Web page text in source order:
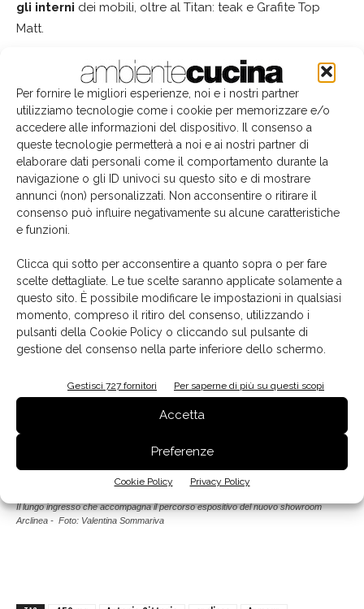
Per fornire le migliori esperienze, noi e i nostri partner
utilizziamo tecnologie come i cookie per memorizzare e/o
accedere alle informazioni del dispositivo. Il consenso a
queste tecnologie permetterà a noi e ai nostri partner di
elaborare dati personali come il comportamento durante la
navigazione o gli ID univoci su questo sito e di mostrare
annunci (non) personalizzati. Non acconsentire o ritirare il
consenso può influire negativamente su alcune caratteristiche
e funzioni.
Clicca qui sotto per acconsentire a quanto sopra o per fare
scelte dettagliate. Le tue scelte saranno applicate solamente a
questo sito. È possibile modificare le impostazioni in qualsiasi
momento, compreso il ritiro del consenso, utilizzando i
pulsanti della Cookie Policy o cliccando sul pulsante di
gestione del consenso nella parte inferiore dello schermo.
Gestisci 727 fornitori Per saperne di più su questi scopi
Accetta
Preferenze
Cookie Policy Privacy Policy
gli interni dei mobili, oltre al Titan: teak e Grafite Top
Matt.
Il lungo ingresso che accompagna il percorso espositivo del nuovo showroom
Arclinea - Foto: Valentina Sommariva